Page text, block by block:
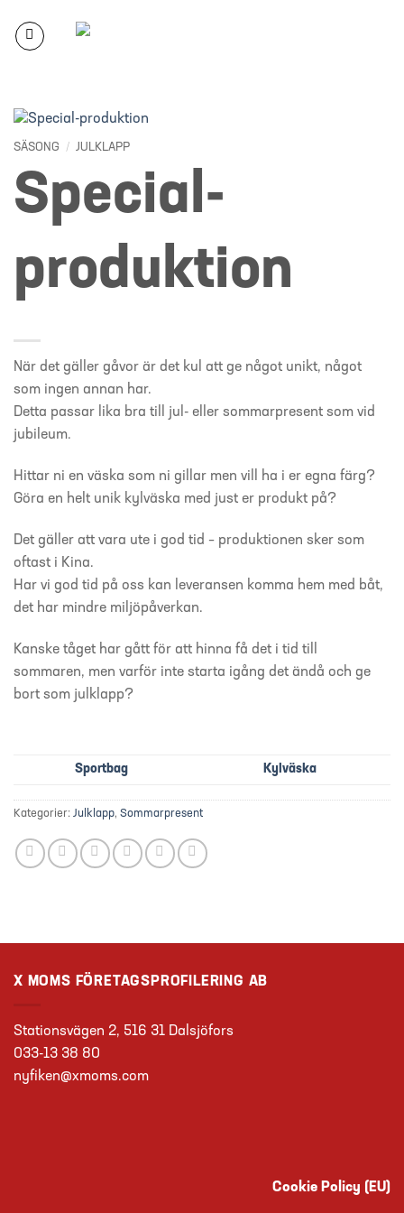
content
SÄSONG / JULKLAPP
Special-
produktion
När det gäller gåvor är det kul att ge något unikt, något
som ingen annan har.
Detta passar lika bra till jul- eller sommarpresent som vid
jubileum.
Hittar ni en väska som ni gillar men vill ha i er egna färg?
Göra en helt unik kylväska med just er produkt på?
Det gäller att vara ute i god tid – produktionen sker som
oftast i Kina.
Har vi god tid på oss kan leveransen komma hem med båt,
det har mindre miljöpåverkan.
Kanske tåget har gått för att hinna få det i tid till
sommaren, men varför inte starta igång det ändå och ge
bort som julklapp?
Sportbag Kylväska
Kategorier: Julklapp, Sommarpresent
X MOMS FÖRETAGSPROFILERING AB
Stationsvägen 2, 516 31 Dalsjöfors
033-13 38 80
nyfiken@xmoms.com
Cookie Policy (EU)